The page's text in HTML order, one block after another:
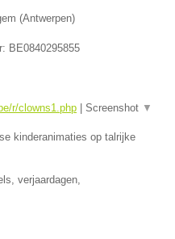
(Antwerpen)
BE0840295855
r/clowns1.php Screenshot ▼
kinderanimaties op talrijke
verjaardagen,